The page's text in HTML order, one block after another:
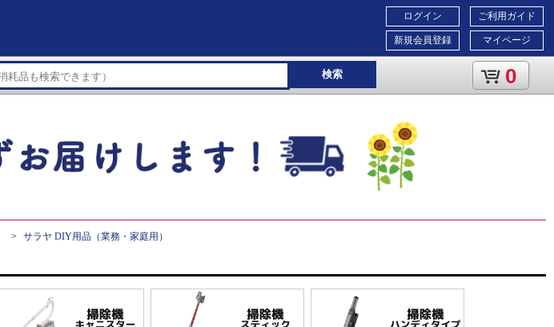
ご利用ガイド
マイページ
ログイン
新規会員登録
検索 0
サラヤ DIY用品（業務・家庭用）